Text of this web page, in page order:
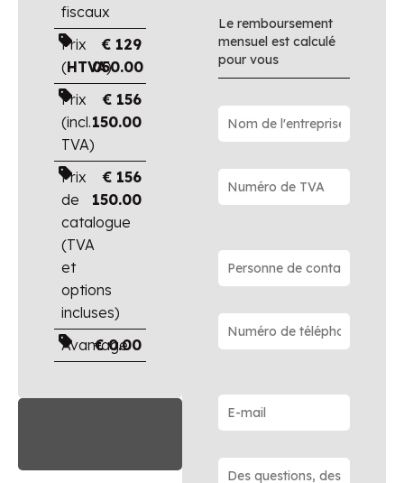
fiscaux
Prix
(HTVA)
€ 129
050.00
Prix
(incl.
TVA)
€ 156
150.00
Prix
de
catalogue
(TVA
et
options
incluses)
€ 156
150.00
Avantage
€0.00
Le remboursement
mensuel est calculé
pour vous